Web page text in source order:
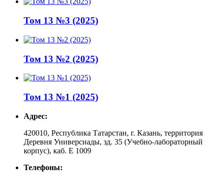
Том 13 №3 (2025)
Том 13 №2 (2025)
Том 13 №1 (2025)
Адрес:
420010, Республика Татарстан, г. Казань, территория
Деревня Универсиады, зд. 35 (Учебно-лабораторный
корпус), каб. Е 1009
Телефоны: